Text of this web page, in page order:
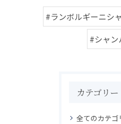
#ランボルギーニシ
#シャン
カテゴリー
全てのカテゴ